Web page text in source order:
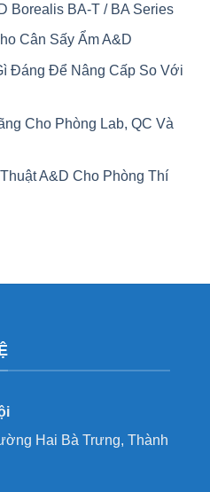
Borealis BA-T / BA Series
Cân Sấy Ẩm A&D
Đáng Để Nâng Cấp So Với
Cho Phòng Lab, QC Và
A&D Cho Phòng Thí
Hai Bà Trưng, Thành